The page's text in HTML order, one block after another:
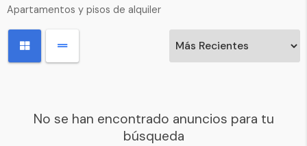
Apartamentos y pisos de alquiler
No se han encontrado anuncios para tu
búsqueda